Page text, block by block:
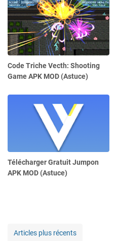
Code Triche Vecth: Shooting
Game APK MOD (Astuce)
Télécharger Gratuit Jumpon
APK MOD (Astuce)
Articles plus récents